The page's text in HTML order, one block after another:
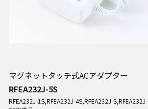
マグネットタッチ式ACアダプター
RFEA232J-5S
RFEA232J-1S,RFEA232J-4S,RFEA232J-S,RFEA232J-